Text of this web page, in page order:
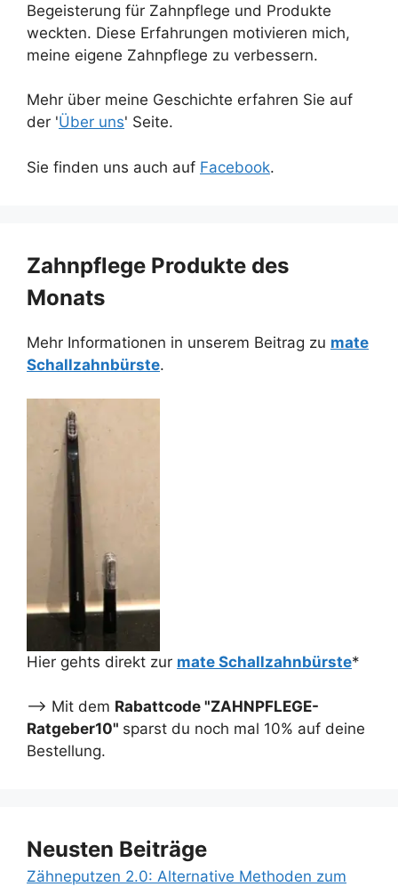
Begeisterung für Zahnpflege und Produkte
weckten. Diese Erfahrungen motivieren mich,
meine eigene Zahnpflege zu verbessern.
Mehr über meine Geschichte erfahren Sie auf
der 'Über uns' Seite.
Sie finden uns auch auf Facebook.
Zahnpflege Produkte des
Monats
Mehr Informationen in unserem Beitrag zu mate
Schallzahnbürste.
Hier gehts direkt zur mate Schallzahnbürste*
--> Mit dem Rabattcode "ZAHNPFLEGE-
Ratgeber10" sparst du noch mal 10% auf deine
Bestellung.
Neusten Beiträge
Zähneputzen 2.0: Alternative Methoden zum